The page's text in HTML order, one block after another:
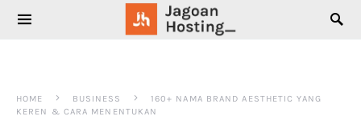
SEARCH FOR:
HOME BUSINESS
160+ NAMA BRAND AESTHETIC YANG
KEREN & CARA MENENTUKAN